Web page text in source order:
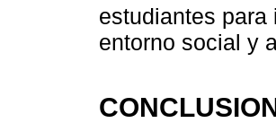
estudiantes
entorno social y